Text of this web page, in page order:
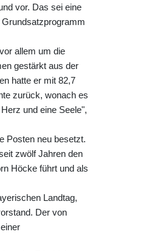
vor. Das sei eine
allem um die
gestärkt aus der
hatte er mit 82,7
zurück, wonach es
und eine Seele",
Posten neu besetzt.
zwölf Jahren den
Höcke führt und als
Landtag,
Der von